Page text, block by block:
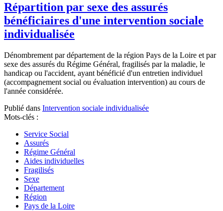
Répartition par sexe des assurés
bénéficiaires d'une intervention sociale
individualisée
Dénombrement par département de la région Pays de la Loire et par
sexe des assurés du Régime Général, fragilisés par la maladie, le
handicap ou l'accident, ayant bénéficié d'un entretien individuel
(accompagnement social ou évaluation intervention) au cours de
l'année considérée.
Publié dans Intervention sociale individualisée
Mots-clés :
Service Social
Assurés
Régime Général
Aides individuelles
Fragilisés
Sexe
Département
Région
Pays de la Loire